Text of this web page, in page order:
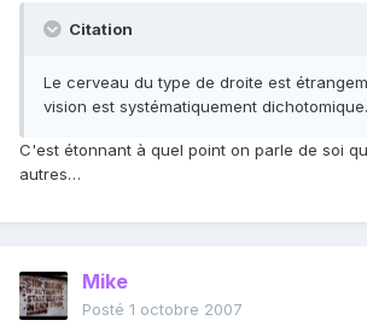
Citation
Le cerveau du type de droite est
vision est systématiquement dichotomique.
C'est étonnant à quel point on parle de soi
autres…
Mike
Posté 1 octobre 2007